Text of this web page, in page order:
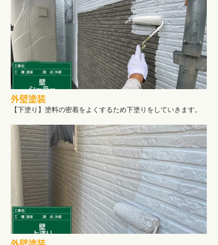
外壁塗装
【下塗り】塗料の密着をよくするため下塗りをしていきます。